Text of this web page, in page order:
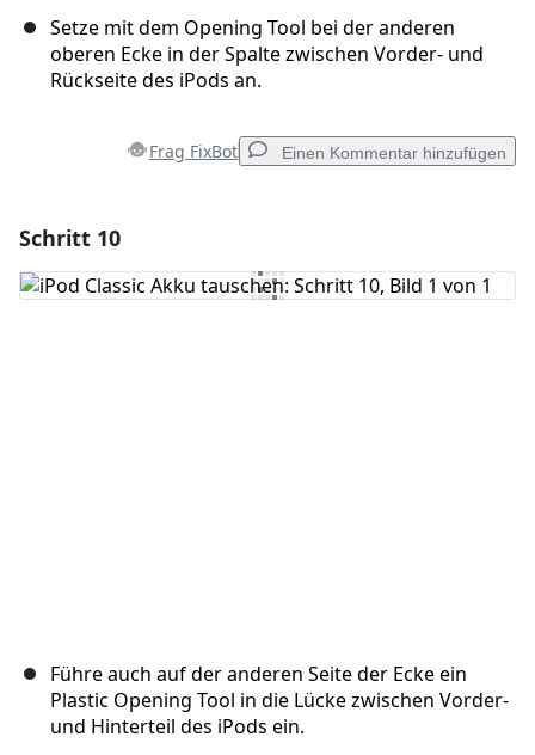
Setze mit dem Opening Tool bei der anderen
oberen Ecke in der Spalte zwischen Vorder- und
Rückseite des iPods an.
Frag FixBot Einen Kommentar hinzufügen
Kommentar hinzufügen
Schritt 10
Führe auch auf der anderen Seite der Ecke ein
Plastic Opening Tool in die Lücke zwischen Vorder-
und Hinterteil des iPods ein.